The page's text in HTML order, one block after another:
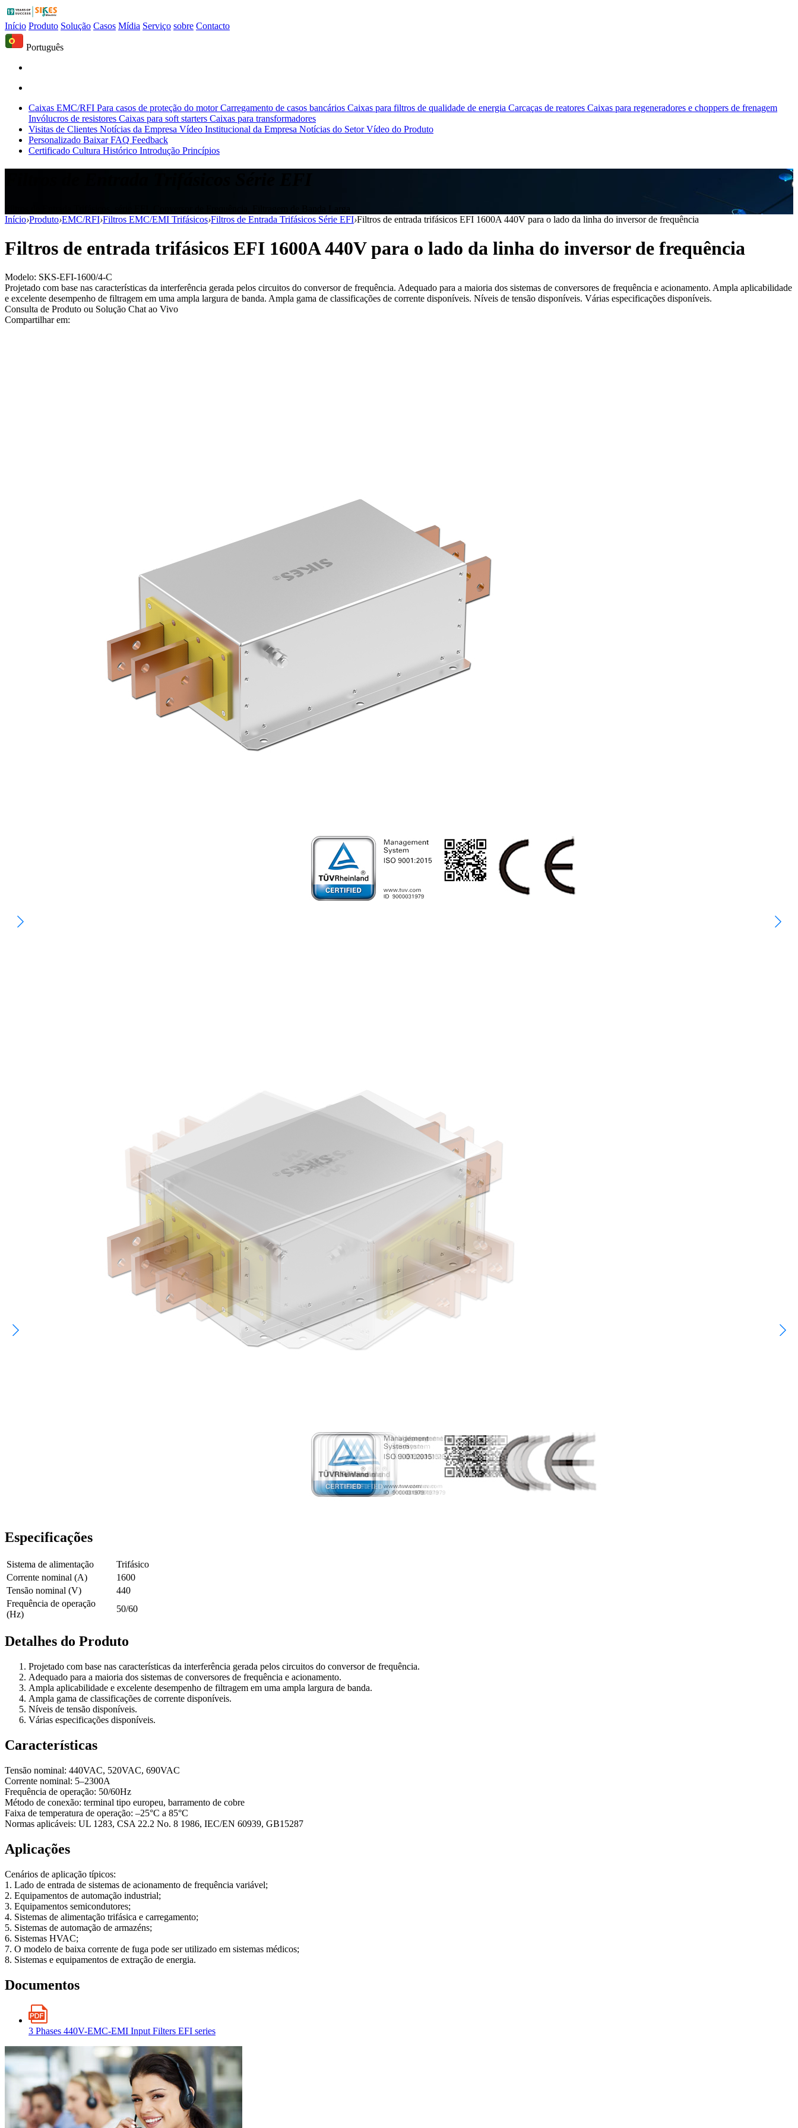
Início Produto Solução Casos Mídia Serviço sobre Contacto
Português
Caixas EMC/RFI Para casos de proteção do motor Carregamento de casos bancários Caixas para filtros de qualidade de energia Carcaças de reatores Caixas para regeneradores e choppers de frenagem
Invólucros de resistores Caixas para soft starters Caixas para transformadores
Visitas de Clientes Notícias da Empresa Vídeo Institucional da Empresa Notícias do Setor Vídeo do Produto
Personalizado Baixar FAQ Feedback
Certificado Cultura Histórico Introdução Princípios
Início›Produto›EMC/RFI›Filtros EMC/EMI Trifásicos›Filtros de Entrada Trifásicos Série EFI›Filtros de entrada trifásicos EFI 1600A 440V para o lado da linha do inversor de frequência
Filtros de entrada trifásicos EFI 1600A 440V para o lado da linha do inversor de frequência
Modelo: SKS-EFI-1600/4-C
Projetado com base nas características da interferência gerada pelos circuitos do conversor de frequência. Adequado para a maioria dos sistemas de conversores de frequência e acionamento. Ampla aplicabilidade
e excelente desempenho de filtragem em uma ampla largura de banda. Ampla gama de classificações de corrente disponíveis. Níveis de tensão disponíveis. Várias especificações disponíveis.
Consulta de Produto ou Solução Chat ao Vivo
Compartilhar em:
Especificações
Sistema de alimentação
Trifásico
Corrente nominal (A)
1600
Tensão nominal (V)
440
Frequência de operação
(Hz)
50/60
Detalhes do Produto
Projetado com base nas características da interferência gerada pelos circuitos do conversor de frequência.
Adequado para a maioria dos sistemas de conversores de frequência e acionamento.
Ampla aplicabilidade e excelente desempenho de filtragem em uma ampla largura de banda.
Ampla gama de classificações de corrente disponíveis.
Níveis de tensão disponíveis.
Várias especificações disponíveis.
Características
Tensão nominal: 440VAC, 520VAC, 690VAC
Corrente nominal: 5–2300A
Frequência de operação: 50/60Hz
Método de conexão: terminal tipo europeu, barramento de cobre
Faixa de temperatura de operação: –25°C a 85°C
Normas aplicáveis: UL 1283, CSA 22.2 No. 8 1986, IEC/EN 60939, GB15287
Aplicações
Cenários de aplicação típicos:
1. Lado de entrada de sistemas de acionamento de frequência variável;
2. Equipamentos de automação industrial;
3. Equipamentos semicondutores;
4. Sistemas de alimentação trifásica e carregamento;
5. Sistemas de automação de armazéns;
6. Sistemas HVAC;
7. O modelo de baixa corrente de fuga pode ser utilizado em sistemas médicos;
8. Sistemas e equipamentos de extração de energia.
Documentos
3 Phases 440V-EMC-EMI Input Filters EFI series